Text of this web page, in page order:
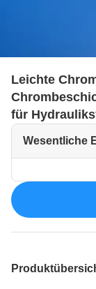
Leichte
für
Wesentliche